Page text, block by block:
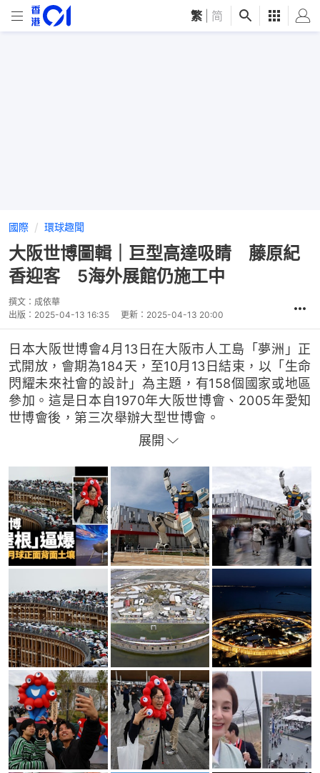
繁 简
國際 環球趣聞
大阪世博圖輯｜巨型高達吸睛 藤原紀
香迎客 5海外展館仍施工中
撰文： 成依華
出版： 2025-04-13 16:35 更新： 2025-04-13 20:00
日本大阪世博會4月13日在大阪市人工島「夢洲」正
式開放，會期為184天，至10月13日結束，以「生命
閃耀未來社會的設計」為主題，有158個國家或地區
參加。這是日本自1970年大阪世博會、2005年愛知
世博會後，第三次舉辦大型世博會。
展開